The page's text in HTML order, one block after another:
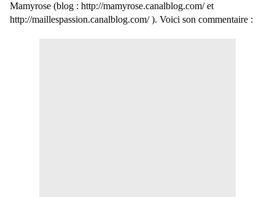
Mamyrose (blog : http://mamyrose.canalblog.com/ et
http://maillespassion.canalblog.com/ ). Voici son commentaire :